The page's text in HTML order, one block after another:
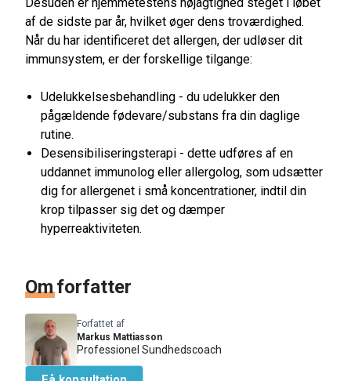
af de sidste par år, hvilket øger dens troværdighed.
Når du har identificeret det allergen, der udløser dit
immunsystem, er der forskellige tilgange:
Udelukkelsesbehandling - du udelukker den
pågældende fødevare/substans fra din daglige
rutine.
Desensibiliseringsterapi - dette udføres af en
uddannet immunolog eller allergolog, som udsætter
dig for allergenet i små koncentrationer, indtil din
krop tilpasser sig det og dæmper
hyperreaktiviteten.
Omforfatter
Forfattet af
Markus Mattiasson
Professionel Sundhedscoach